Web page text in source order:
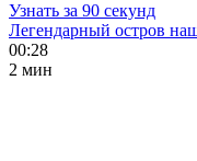
Узнать за 90 секунд
Легендарный остров
00:28
2 мин